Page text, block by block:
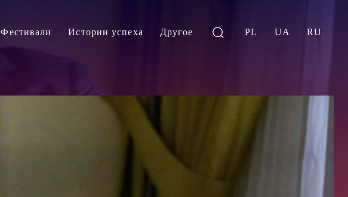
Фестивали Истории успеха Другое PL UA RU